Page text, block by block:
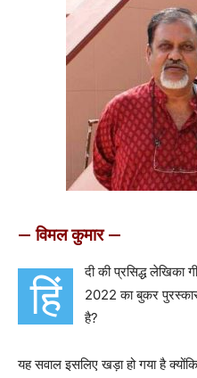
— विमल कुमार —
हिं
दी की प्रसिद्ध लेखिका
2022 का बुकर पुरस्कार
है?
यह सवाल इसलिए खड़ा हो गया है